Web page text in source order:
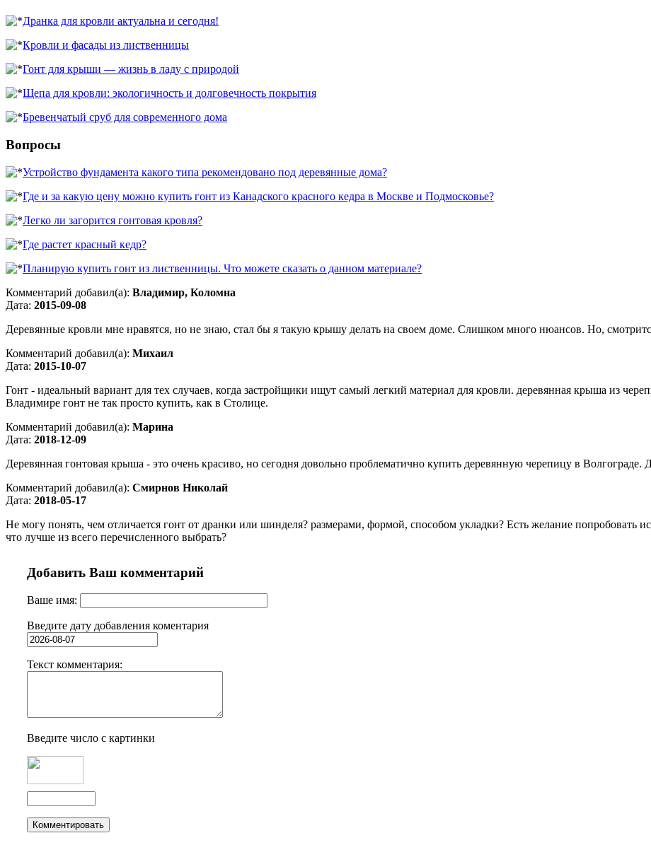
Дранка для кровли актуальна и сегодня!
Кровли и фасады из лиственницы
Гонт для крыши — жизнь в ладу с природой
Щепа для кровли: экологичность и долговечность покрытия
Бревенчатый сруб для современного дома
Вопросы
Устройство фундамента какого типа рекомендовано под деревянные дома?
Где и за какую цену можно купить гонт из Канадского красного кедра в Москве и Подмосковье?
Легко ли загорится гонтовая кровля?
Где растет красный кедр?
Планирую купить гонт из лиственницы. Что можете сказать о данном материале?
Комментарий добавил(а): Владимир, Коломна
Дата: 2015-09-08
Деревянные кровли мне нравятся, но не знаю, стал бы я такую крышу делать на своем доме. Слишком много нюансов. Но,
Комментарий добавил(а): Михаил
Дата: 2015-10-07
Гонт - идеальный вариант для тех случаев, когда застройщики ищут самый легкий материал для кровли. деревянная крыша из
Владимире гонт не так просто купить, как в Столице.
Комментарий добавил(а): Марина
Дата: 2018-12-09
Деревянная гонтовая крыша - это очень красиво, но сегодня довольно проблематично купить деревянную черепицу в Волгограде.
Комментарий добавил(а): Смирнов Николай
Дата: 2018-05-17
Не могу понять, чем отличается гонт от дранки или шинделя? размерами, формой, способом укладки? Есть желание попробовать
что лучше из всего перечисленного выбрать?
Добавить Ваш комментарий
Ваше имя:
Введите дату добавления коментария
Текст комментария:
Введите число с картинки